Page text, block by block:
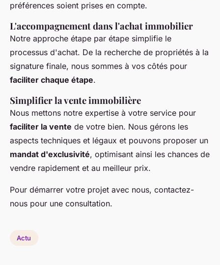
préférences soient prises en compte.
L'accompagnement dans l'achat immobilier
Notre approche étape par étape simplifie le
processus d'achat. De la recherche de propriétés à la
signature finale, nous sommes à vos côtés pour
faciliter chaque étape.
Simplifier la vente immobilière
Nous mettons notre expertise à votre service pour
faciliter la vente de votre bien. Nous gérons les
aspects techniques et légaux et pouvons proposer un
mandat d'exclusivité, optimisant ainsi les chances de
vendre rapidement et au meilleur prix.
Pour démarrer votre projet avec nous, contactez-
nous pour une consultation.
Actu